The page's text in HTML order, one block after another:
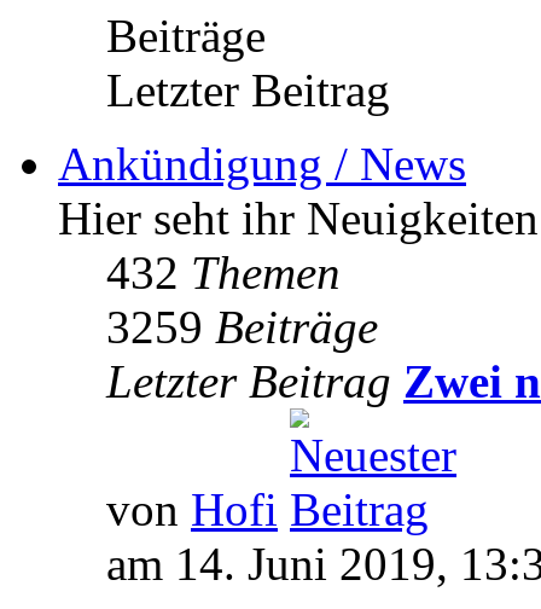
Beiträge
Letzter Beitrag
Ankündigung / News
Hier seht ihr
432 Themen
3259 Beiträge
Letzter Beitrag Zwei
von Hofi
am 14. Juni 2019,